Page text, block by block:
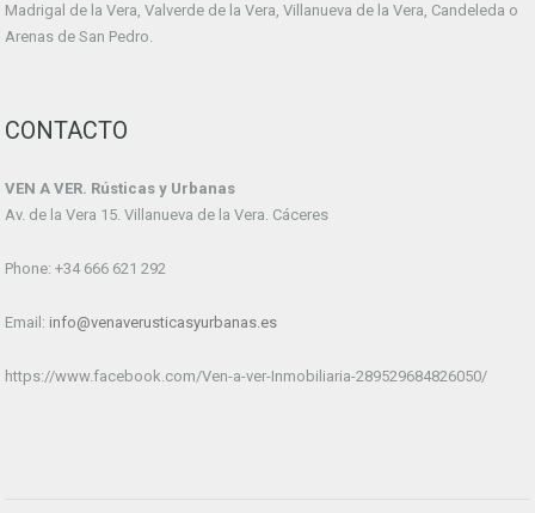
Madrigal de la Vera, Valverde de la Vera, Villanueva de la Vera, Candeleda o
Arenas de San Pedro.
CONTACTO
VEN A VER. Rústicas y Urbanas
Av. de la Vera 15. Villanueva de la Vera. Cáceres
Phone: +34 666 621 292
Email: info@venaverusticasyurbanas.es
https://www.facebook.com/Ven-a-ver-Inmobiliaria-289529684826050/